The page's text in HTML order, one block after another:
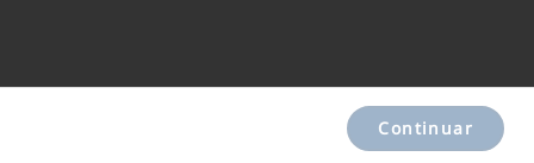
Continuar